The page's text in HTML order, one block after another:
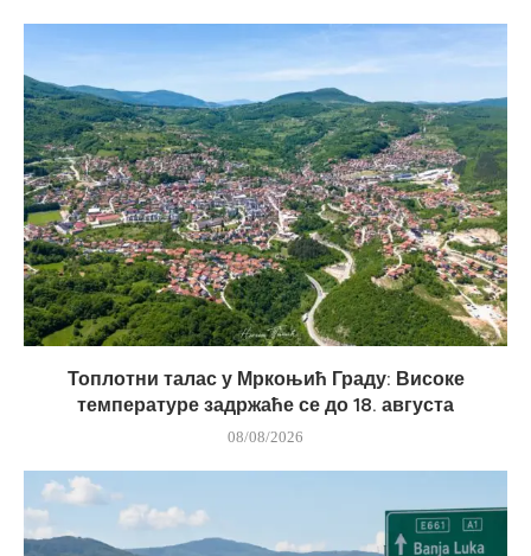
Топлотни талас у Мркоњић Граду: Високе
температуре задржаће се до 18. августа
08/08/2026